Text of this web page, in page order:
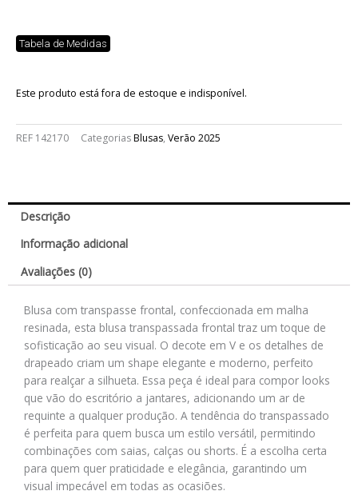
Tabela de Medidas
Este produto está fora de estoque e indisponível.
REF 142170 CategoriasBlusas, Verão 2025
Descrição
Informação adicional
Avaliações (0)
Blusa com transpasse frontal, confeccionada em malha
resinada, esta blusa transpassada frontal traz um toque de
sofisticação ao seu visual. O decote em V e os detalhes de
drapeado criam um shape elegante e moderno, perfeito
para realçar a silhueta. Essa peça é ideal para compor looks
que vão do escritório a jantares, adicionando um ar de
requinte a qualquer produção. A tendência do transpassado
é perfeita para quem busca um estilo versátil, permitindo
combinações com saias, calças ou shorts. É a escolha certa
para quem quer praticidade e elegância, garantindo um
visual impecável em todas as ocasiões.